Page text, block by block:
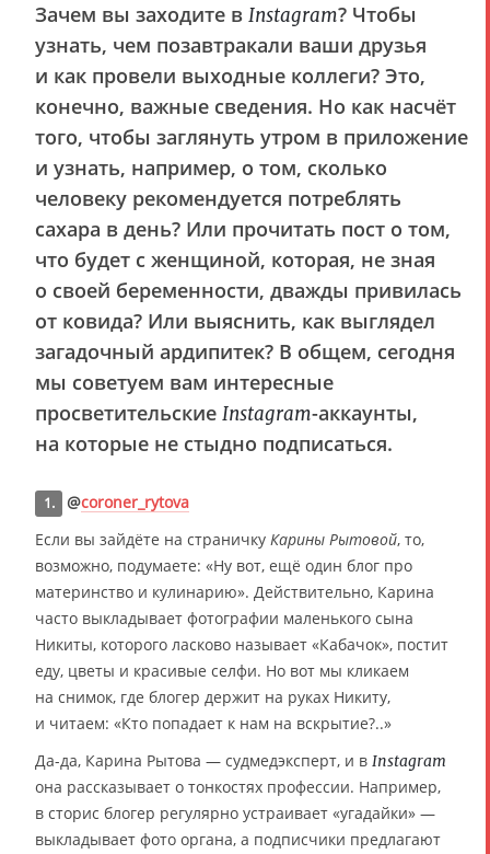
Зачем вы заходите в Instagram? Чтобы
узнать, чем позавтракали ваши друзья
и как провели выходные коллеги? Это,
конечно, важные сведения. Но как насчёт
того, чтобы заглянуть утром в приложение
и узнать, например, о том, сколько
человеку рекомендуется потреблять
сахара в день? Или прочитать пост о том,
что будет с женщиной, которая, не зная
о своей беременности, дважды привилась
от ковида? Или выяснить, как выглядел
загадочный ардипитек? В общем, сегодня
мы советуем вам интересные
просветительские Instagram-аккаунты,
на которые не стыдно подписаться.
1. @coroner_rytova
Если вы зайдёте на страничку Карины Рытовой, то,
возможно, подумаете: «Ну вот, ещё один блог про
материнство и кулинарию». Действительно, Карина
часто выкладывает фотографии маленького сына
Никиты, которого ласково называет «Кабачок», постит
еду, цветы и красивые селфи. Но вот мы кликаем
на снимок, где блогер держит на руках Никиту,
и читаем: «Кто попадает к нам на вскрытие?..»
Да-да, Карина Рытова — судмедэксперт, и в Instagram
она рассказывает о тонкостях профессии. Например,
в сторис блогер регулярно устраивает «угадайки» —
выкладывает фото органа, а подписчики предлагают